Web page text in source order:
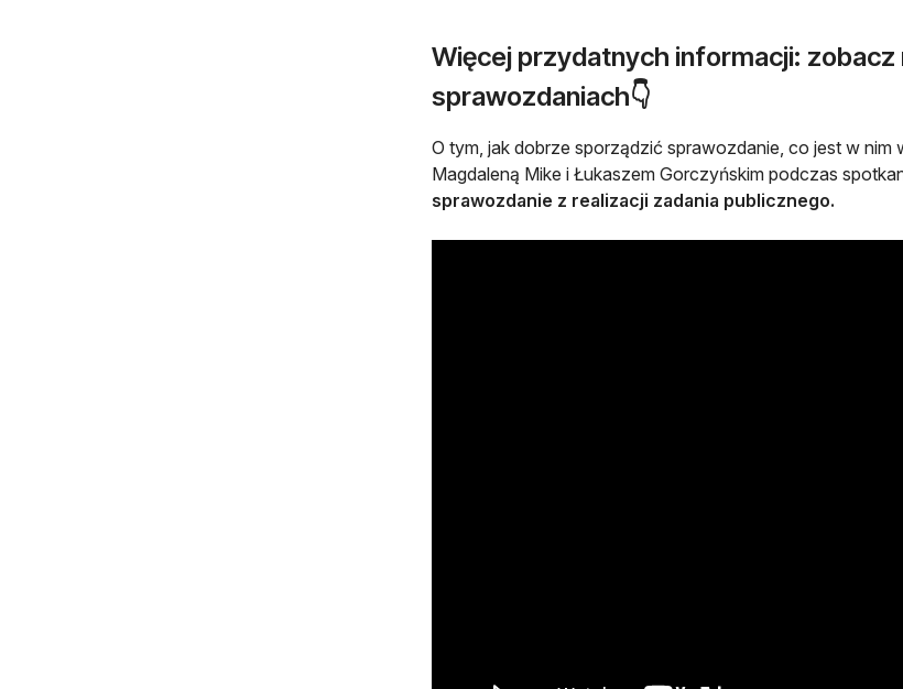
Więcej przydatnych informacji: zobacz
sprawozdaniach👇
O tym, jak dobrze sporządzić sprawozdanie, co jest w
Magdaleną Mike i Łukaszem Gorczyńskim podczas
sprawozdanie z realizacji zadania publicznego.